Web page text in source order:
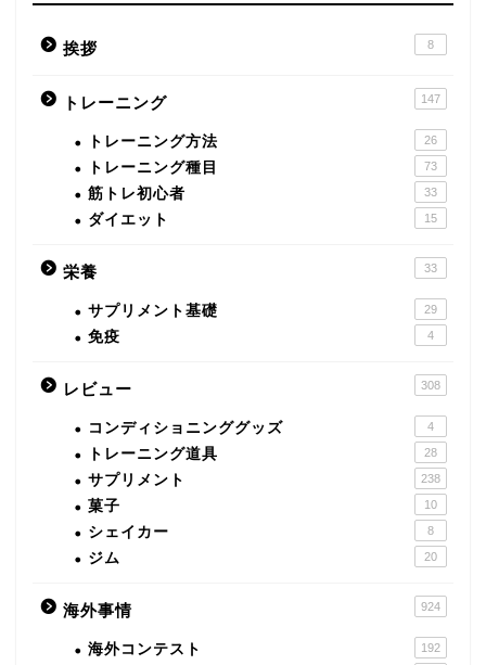
挨拶 8
トレーニング 147
トレーニング方法 26
トレーニング種目 73
筋トレ初心者 33
ダイエット 15
栄養 33
サプリメント基礎 29
免疫 4
レビュー 308
コンディショニンググッズ 4
トレーニング道具 28
サプリメント 238
菓子 10
シェイカー 8
ジム 20
海外事情 924
海外コンテスト 192